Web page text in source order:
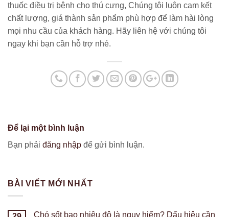
thuốc điều trị bệnh cho thú cưng, Chúng tôi luôn cam kết
chất lượng, giá thành sản phẩm phù hợp để làm hài lòng
mọi nhu cầu của khách hàng. Hãy liên hệ với chúng tôi
ngay khi bạn cần hỗ trợ nhé.
Để lại một bình luận
Bạn phải đăng nhập để gửi bình luận.
BÀI VIẾT MỚI NHẤT
Chó sốt bao nhiêu độ là nguy hiểm? Dấu hiệu cần